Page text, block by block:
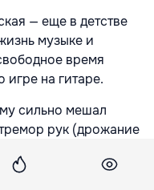
— еще в детстве
музыке и
время
игре на гитаре.
сильно мешал
рук (дрожание
— выбрал для